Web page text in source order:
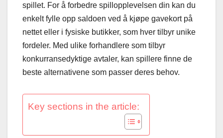
spillet. For å forbedre spillopplevelsen din kan du
enkelt fylle opp saldoen ved å kjøpe gavekort på
nettet eller i fysiske butikker, som hver tilbyr unike
fordeler. Med ulike forhandlere som tilbyr
konkurransedyktige avtaler, kan spillere finne de
beste alternativene som passer deres behov.
Key sections in the article: